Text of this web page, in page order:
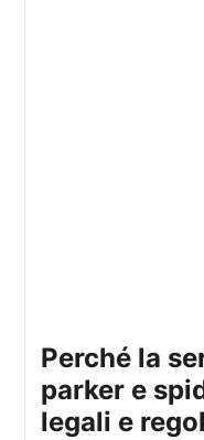
perché la serie evita peter
parker e
legali e